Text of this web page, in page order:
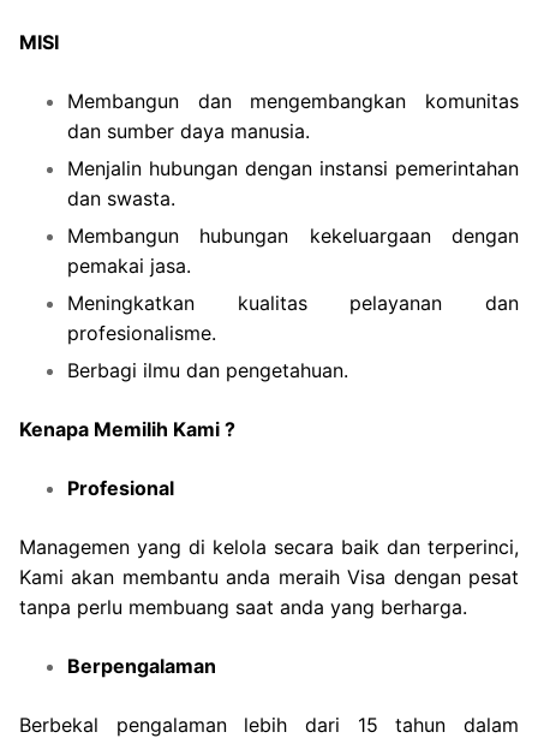
MISI
Membangun dan mengembangkan komunitas
dan sumber daya manusia.
Menjalin hubungan dengan instansi pemerintahan
dan swasta.
Membangun hubungan kekeluargaan dengan
pemakai jasa.
Meningkatkan kualitas pelayanan dan
profesionalisme.
Berbagi ilmu dan pengetahuan.
Kenapa Memilih Kami ?
Profesional
Managemen yang di kelola secara baik dan terperinci,
Kami akan membantu anda meraih Visa dengan pesat
tanpa perlu membuang saat anda yang berharga.
Berpengalaman
Berbekal pengalaman lebih dari 15 tahun dalam